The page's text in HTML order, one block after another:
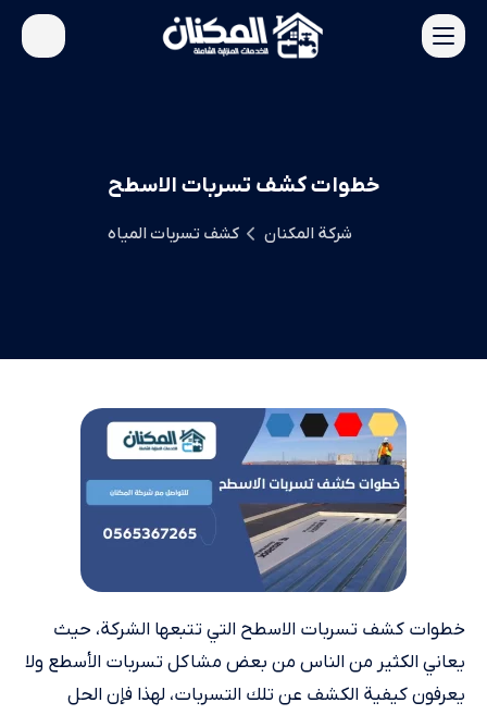
خطوات كشف تسربات الاسطح
شركة المكنان كشف تسربات المياه
خطوات كشف تسربات الاسطح التي تتبعها الشركة، حيث
يعاني الكثير من الناس من بعض مشاكل تسربات الأسطع ولا
يعرفون كيفية الكشف عن تلك التسربات، لهذا فإن الحل